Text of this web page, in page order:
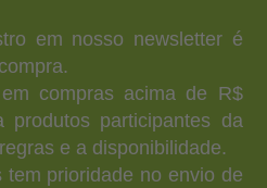
em nosso newsletter é
compras acima de R$
produtos participantes da
e a disponibilidade.
prioridade no envio de